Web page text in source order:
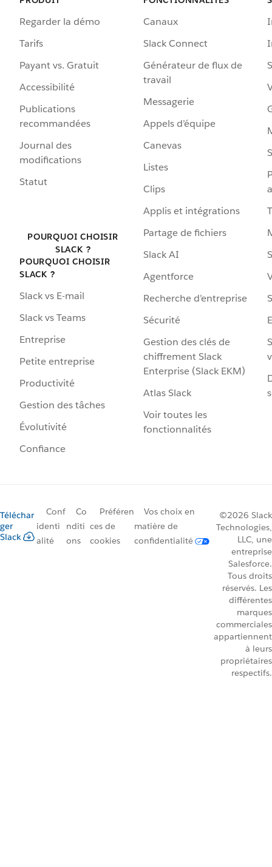
Regarder la démo
Tarifs
Payant vs. Gratuit
Accessibilité
Publications
recommandées
Journal des
modifications
Statut
POURQUOI CHOISIR
SLACK ?
POURQUOI CHOISIR
SLACK ?
Slack vs E-mail
Slack vs Teams
Entreprise
Petite entreprise
Productivité
Gestion des tâches
Évolutivité
Confiance
Canaux
Slack Connect
Générateur de flux de
travail
Messagerie
Appels d’équipe
Canevas
Listes
Clips
Applis et intégrations
Partage de fichiers
Slack AI
Agentforce
Recherche d’entreprise
Sécurité
Gestion des clés de
chiffrement Slack
Enterprise (Slack EKM)
Atlas Slack
Voir toutes les
fonctionnalités
Téléchar
ger
Slack
Conf
identi
alité
Co
nditi
ons
Préféren
ces de
cookies
Vos choix en
matière de
confidentialité
©2026 Slack
Technologies,
LLC, une
entreprise
Salesforce.
Tous droits
réservés. Les
différentes
marques
commerciales
appartiennent
à leurs
propriétaires
respectifs.